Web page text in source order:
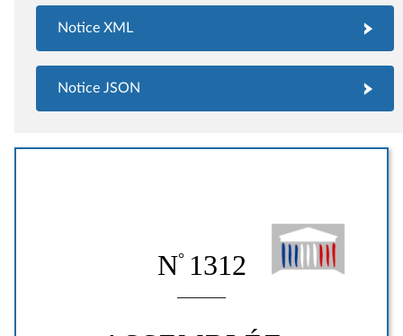
Notice XML
Notice JSON